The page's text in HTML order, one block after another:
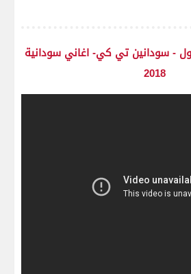
- سودانين تي كي- اغاني سودانية
2018